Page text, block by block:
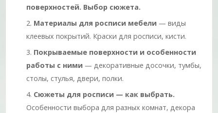
поверхностей. Выбор сюжета.
Материалы для росписи мебели — виды
клеевых покрытий. Краски для росписи, кисти.
Покрываемые поверхности и особенности
работы с ними — декоративные досочки, тумбы,
столы, стулья, двери, полки.
Сюжеты для росписи — как выбрать.
Особенности выбора для разных комнат, декора